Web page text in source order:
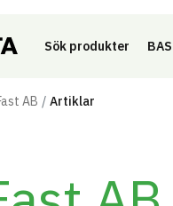
Sök produkter
AB Artiklar